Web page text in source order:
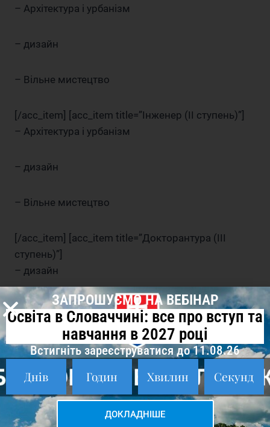
– Архітектура і урбанізм
– дизайн
– Вільне мистецтво
[/acc_item] [acc_item title=”Інженер (II ступень)”]
– Архітектура і урбанізм
– дизайн
– Вільне мистецтво
[/acc_item] [acc_item title=”Докторантура (III
ступень)”]
– дизайн
– Вільне мистецтво
[/acc_item] [/accordion]
Сторінка факультету
Документи, необхідні для
ЗАПРОШУЄМО НА ВЕБІНАР
Освіта в Словаччині: все про вступ та
навчання в 2027 році
Встигніть зареєструватися до 11.08.26
Днів Годин Хвилин Секунд
ДОКЛАДНІШЕ